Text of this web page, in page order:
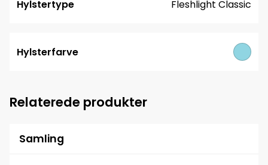
Hylstertype Fleshlight Classic
Hylsterfarve
Relaterede produkter
Samling